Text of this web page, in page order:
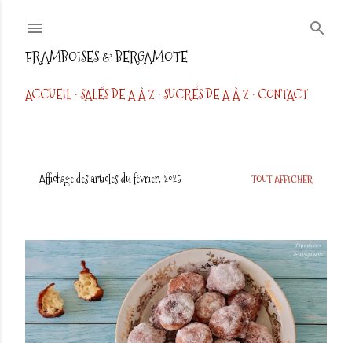
FRAMBOISES & BERGAMOTE
ACCUEIL SALÉS DE A À Z SUCRÉS DE A À Z CONTACT
t
i
c
Affichage des articles du février, 2025 TOUT AFFICHER